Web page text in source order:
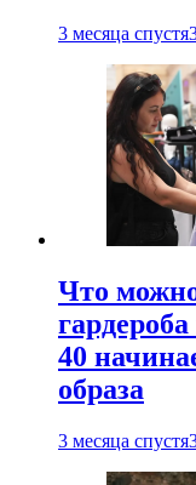
3 месяца спустя
Что
40
образа
3 месяца спустя